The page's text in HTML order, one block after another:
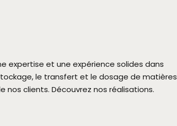
expertise et une expérience solides dans
le transfert et le dosage de matières
nos clients. Découvrez nos réalisations.